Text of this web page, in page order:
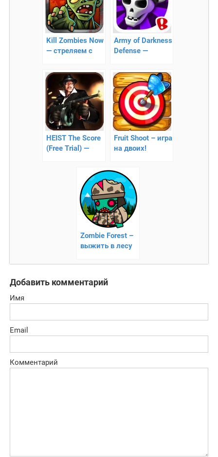
Kill Zombies Now
— cтреляем с
зомби
Army of Darkness
Defense —
крепость и
атакуем чужую
HEIST The Score
(Free Trial) —
Fruit Shoot – игра
на двоих!
Zombie Forest –
выжить в лесу
Добавить комментарий
Имя
Email
Комментарий